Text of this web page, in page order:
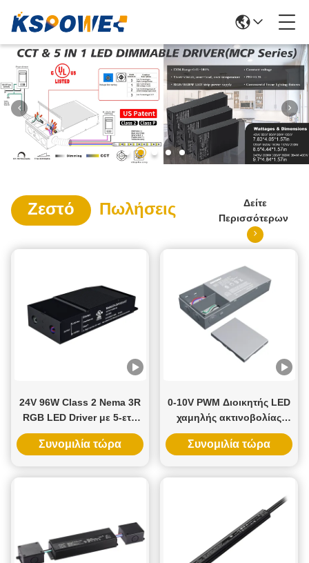
Ζεστό Πωλήσεις
Δείτε
Περισσότερων
24V 96W Class 2 Nema 3R
RGB LED Driver με 5-ετή
Εγγύηση και Triac
Dimmable
Συνομιλία τώρα
0-10V PWM Διοικητής LED
χαμηλής ακτινοβολίας
Ultra Slim 20W έως 96W
12V 24V συνεχής παροχή
Συνομιλία τώρα